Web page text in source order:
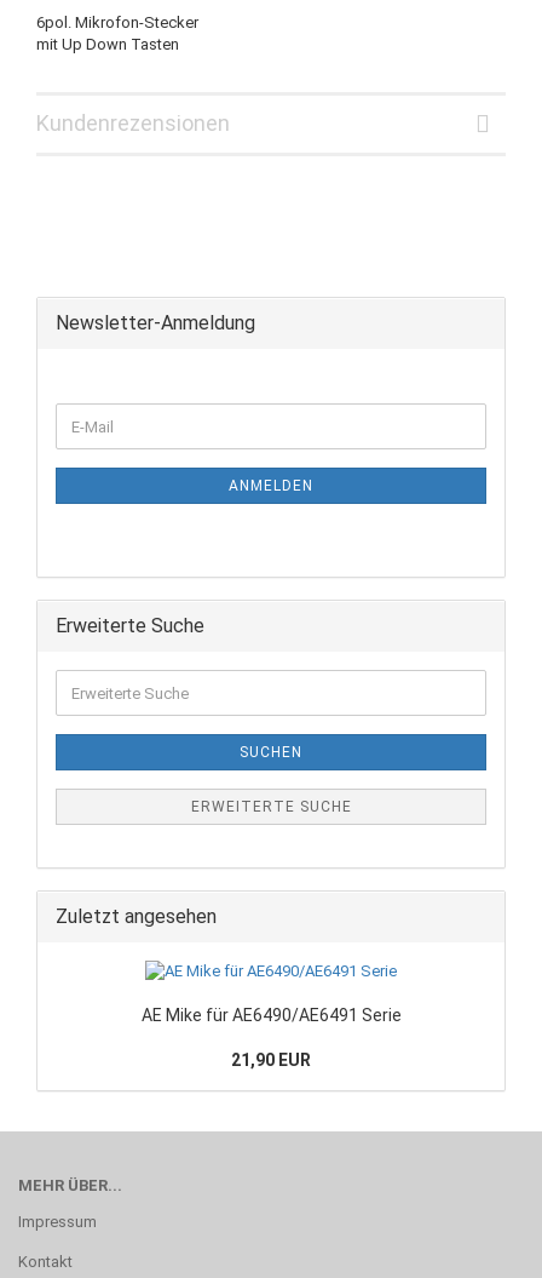
6pol. Mikrofon-Stecker
mit Up Down Tasten
Kundenrezensionen
Newsletter-Anmeldung
ANMELDEN
Erweiterte Suche
SUCHEN
ERWEITERTE SUCHE
Zuletzt angesehen
AE Mike für AE6490/AE6491 Serie
21,90 EUR
MEHR ÜBER...
Impressum
Kontakt